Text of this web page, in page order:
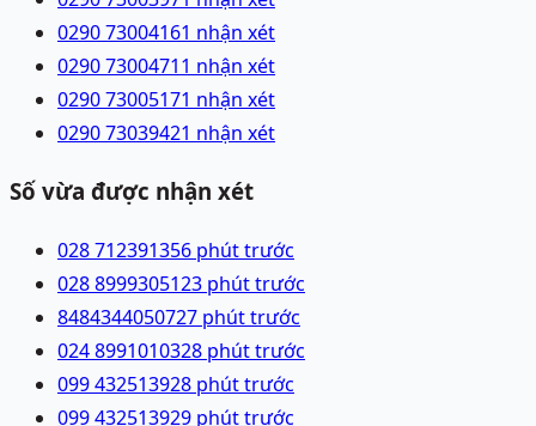
0290 73004161 nhận xét
0290 73004711 nhận xét
0290 73005171 nhận xét
0290 73039421 nhận xét
Số vừa được nhận xét
028 712391356 phút trước
028 8999305123 phút trước
8484344050727 phút trước
024 8991010328 phút trước
099 432513928 phút trước
099 432513929 phút trước